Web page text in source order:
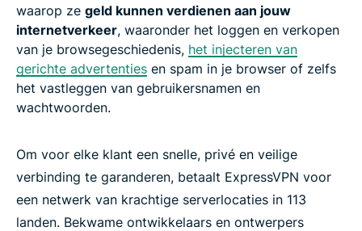
waarop ze geld kunnen verdienen aan jouw
internetverkeer, waaronder het loggen en verkopen
van je browsegeschiedenis, het injecteren van
gerichte advertenties en spam in je browser of zelfs
het vastleggen van gebruikersnamen en
wachtwoorden.
Om voor elke klant een snelle, privé en veilige
verbinding te garanderen, betaalt ExpressVPN voor
een netwerk van krachtige serverlocaties in 113
landen. Bekwame ontwikkelaars en ontwerpers